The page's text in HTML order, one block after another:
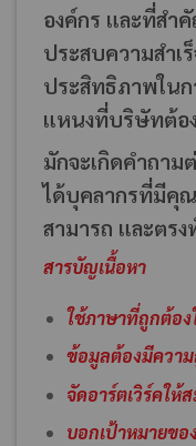
องค์กร และที่สำ
ประสบความสำ
ประสิทธิภาพใน
แหนงที่บริษัทต้อ
มักจะเกิดคำถาม
ได้บุคลากรที่มีคุ
สามารถ และตร
สารบัญเนื้อหา
ใช้ภาษาที่ถูกต้อง
ข้อมูลต้องมีควา
จัดอาร์ตเวิร์คให้
บอกเป้าหมายขอ